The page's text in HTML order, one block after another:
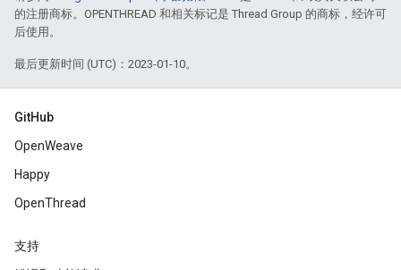
的注册商标。OPENTHREAD 和相关标记是 Thread Group 的商标，经许可
后使用。
最后更新时间 (UTC)：2023-01-10。
GitHub
OpenWeave
Happy
OpenThread
支持